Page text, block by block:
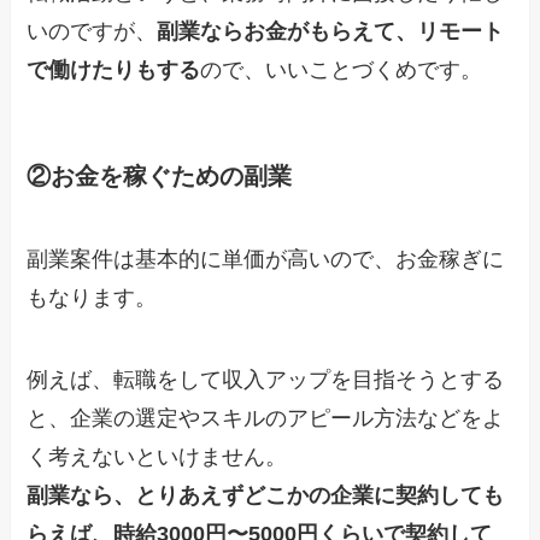
いのですが、副業ならお金がもらえて、リモート
で働けたりもするので、いいことづくめです。
②お金を稼ぐための副業
副業案件は基本的に単価が高いので、お金稼ぎに
もなります。
例えば、転職をして収入アップを目指そうとする
と、企業の選定やスキルのアピール方法などをよ
く考えないといけません。
副業なら、とりあえずどこかの企業に契約しても
らえば、時給3000円〜5000円くらいで契約して